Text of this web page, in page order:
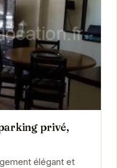
privé,
élégant et